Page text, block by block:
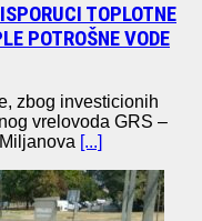
TOPLOTNE
POTROŠNE VODE
zbog investicionih
vrelovoda GRS –
[...]